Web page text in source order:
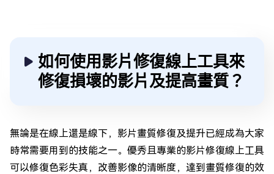
如何使用影片修復線上工具來
修復損壞的影片及提高畫質？
無論是在線上還是線下，影片畫質修復及提升已經成為大家
時常需要用到的技能之一。優秀且專業的影片修復線上工具
可以修復色彩失真，改善影像的清晰度，達到畫質修復的效